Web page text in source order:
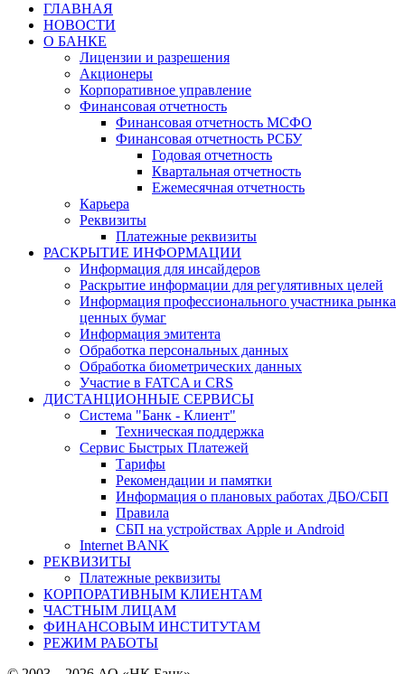
ГЛАВНАЯ
НОВОСТИ
О БАНКЕ
Лицензии и разрешения
Акционеры
Корпоративное управление
Финансовая отчетность
Финансовая отчетность МСФО
Финансовая отчетность РСБУ
Годовая отчетность
Квартальная отчетность
Ежемесячная отчетность
Карьера
Реквизиты
Платежные реквизиты
РАСКРЫТИЕ ИНФОРМАЦИИ
Информация для инсайдеров
Раскрытие информации для регулятивных целей
Информация профессионального участника рынка
ценных бумаг
Информация эмитента
Обработка персональных данных
Обработка биометрических данных
Участие в FATCA и CRS
ДИСТАНЦИОННЫЕ СЕРВИСЫ
Система "Банк - Клиент"
Техническая поддержка
Сервис Быстрых Платежей
Тарифы
Рекомендации и памятки
Информация о плановых работах ДБО/СБП
Правила
СБП на устройствах Apple и Android
Internet BANK
РЕКВИЗИТЫ
Платежные реквизиты
КОРПОРАТИВНЫМ КЛИЕНТАМ
ЧАСТНЫМ ЛИЦАМ
ФИНАНСОВЫМ ИНСТИТУТАМ
РЕЖИМ РАБОТЫ